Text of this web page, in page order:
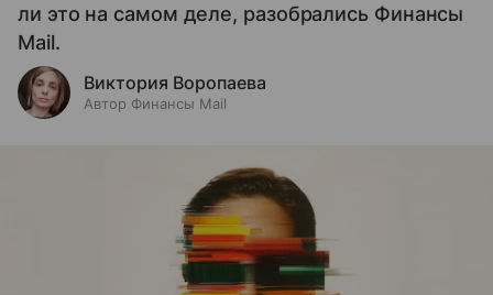
ли это на самом деле, разобрались Финансы
Mail.
Виктория Воропаева
Автор Финансы Mail